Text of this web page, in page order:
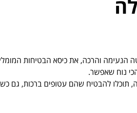
הנעימה והרכה, את כיסא הבטיחות
נוח שאפשר.
תוכלו להבטיח שהם עטופים ברכות, גם